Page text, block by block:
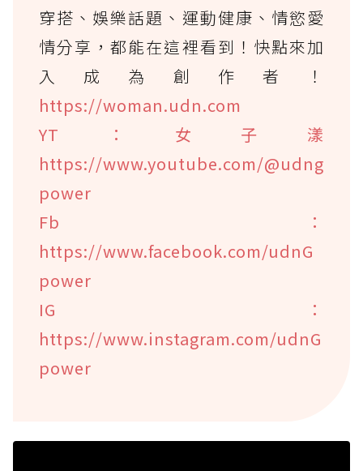
穿搭、娛樂話題、運動健康、情慾愛
情分享，都能在這裡看到！快點來加
入成為創作者！
https://woman.udn.com
YT：女子漾
https://www.youtube.com/@udng
power
Fb：
https://www.facebook.com/udnG
power
IG：
https://www.instagram.com/udnG
power